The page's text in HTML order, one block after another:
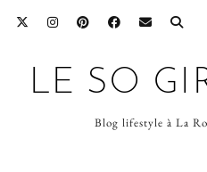
LE SO
Blog lifestyle à La